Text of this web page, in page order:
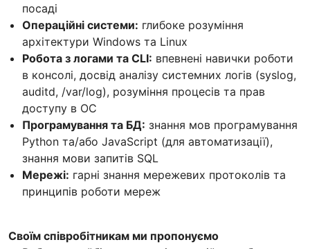
посаді
Операційні системи: глибоке розуміння
архітектури Windows та Linux
Робота з логами та CLI: впевнені навички роботи
в консолі, досвід аналізу системних логів (syslog,
auditd, /var/log), розуміння процесів та прав
доступу в ОС
Програмування та БД: знання мов програмування
Python та/або JavaScript (для автоматизації),
знання мови запитів SQL
Мережі: гарні знання мережевих протоколів та
принципів роботи мереж
Своїм співробітникам ми пропонуємо